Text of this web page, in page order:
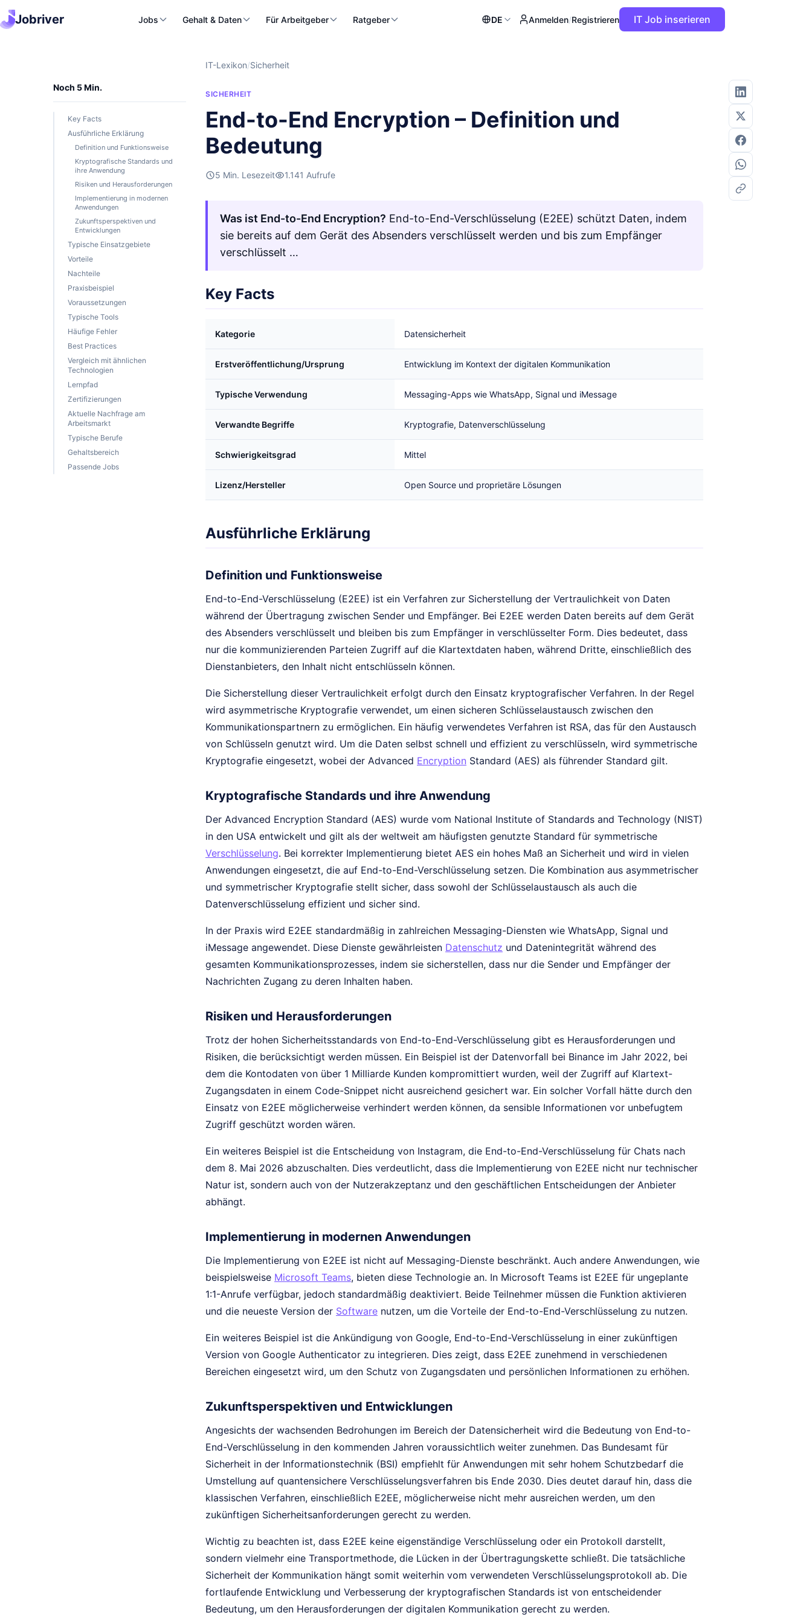
Jobriver Jobs Gehalt & Daten Für Arbeitgeber Ratgeber DE Anmelden/Registrieren IT Job inserieren
Noch 5 Min.
Key Facts
Ausführliche Erklärung
Definition und Funktionsweise
Kryptografische Standards und
ihre Anwendung
Risiken und Herausforderungen
Implementierung in modernen
Anwendungen
Zukunftsperspektiven und
Entwicklungen
Typische Einsatzgebiete
Vorteile
Nachteile
Praxisbeispiel
Voraussetzungen
Typische Tools
Häufige Fehler
Best Practices
Vergleich mit ähnlichen
Technologien
Lernpfad
Zertifizierungen
Aktuelle Nachfrage am
Arbeitsmarkt
Typische Berufe
Gehaltsbereich
Passende Jobs
IT-Lexikon/Sicherheit
SICHERHEIT
End-to-End Encryption – Definition und
Bedeutung
5 Min. Lesezeit 1.141 Aufrufe
Was ist End-to-End Encryption? End-to-End-Verschlüsselung (E2EE) schützt Daten, indem
sie bereits auf dem Gerät des Absenders verschlüsselt werden und bis zum Empfänger
verschlüsselt …
Key Facts
Kategorie Datensicherheit
Erstveröffentlichung/Ursprung Entwicklung im Kontext der digitalen Kommunikation
Typische Verwendung Messaging-Apps wie WhatsApp, Signal und iMessage
Verwandte Begriffe Kryptografie, Datenverschlüsselung
Schwierigkeitsgrad Mittel
Lizenz/Hersteller Open Source und proprietäre Lösungen
Ausführliche Erklärung
Definition und Funktionsweise
End-to-End-Verschlüsselung (E2EE) ist ein Verfahren zur Sicherstellung der Vertraulichkeit von Daten
während der Übertragung zwischen Sender und Empfänger. Bei E2EE werden Daten bereits auf dem Gerät
des Absenders verschlüsselt und bleiben bis zum Empfänger in verschlüsselter Form. Dies bedeutet, dass
nur die kommunizierenden Parteien Zugriff auf die Klartextdaten haben, während Dritte, einschließlich des
Dienstanbieters, den Inhalt nicht entschlüsseln können.
Die Sicherstellung dieser Vertraulichkeit erfolgt durch den Einsatz kryptografischer Verfahren. In der Regel
wird asymmetrische Kryptografie verwendet, um einen sicheren Schlüsselaustausch zwischen den
Kommunikationspartnern zu ermöglichen. Ein häufig verwendetes Verfahren ist RSA, das für den Austausch
von Schlüsseln genutzt wird. Um die Daten selbst schnell und effizient zu verschlüsseln, wird symmetrische
Kryptografie eingesetzt, wobei der Advanced Encryption Standard (AES) als führender Standard gilt.
Kryptografische Standards und ihre Anwendung
Der Advanced Encryption Standard (AES) wurde vom National Institute of Standards and Technology (NIST)
in den USA entwickelt und gilt als der weltweit am häufigsten genutzte Standard für symmetrische
Verschlüsselung. Bei korrekter Implementierung bietet AES ein hohes Maß an Sicherheit und wird in vielen
Anwendungen eingesetzt, die auf End-to-End-Verschlüsselung setzen. Die Kombination aus asymmetrischer
und symmetrischer Kryptografie stellt sicher, dass sowohl der Schlüsselaustausch als auch die
Datenverschlüsselung effizient und sicher sind.
In der Praxis wird E2EE standardmäßig in zahlreichen Messaging-Diensten wie WhatsApp, Signal und
iMessage angewendet. Diese Dienste gewährleisten Datenschutz und Datenintegrität während des
gesamten Kommunikationsprozesses, indem sie sicherstellen, dass nur die Sender und Empfänger der
Nachrichten Zugang zu deren Inhalten haben.
Risiken und Herausforderungen
Trotz der hohen Sicherheitsstandards von End-to-End-Verschlüsselung gibt es Herausforderungen und
Risiken, die berücksichtigt werden müssen. Ein Beispiel ist der Datenvorfall bei Binance im Jahr 2022, bei
dem die Kontodaten von über 1 Milliarde Kunden kompromittiert wurden, weil der Zugriff auf Klartext-
Zugangsdaten in einem Code-Snippet nicht ausreichend gesichert war. Ein solcher Vorfall hätte durch den
Einsatz von E2EE möglicherweise verhindert werden können, da sensible Informationen vor unbefugtem
Zugriff geschützt worden wären.
Ein weiteres Beispiel ist die Entscheidung von Instagram, die End-to-End-Verschlüsselung für Chats nach
dem 8. Mai 2026 abzuschalten. Dies verdeutlicht, dass die Implementierung von E2EE nicht nur technischer
Natur ist, sondern auch von der Nutzerakzeptanz und den geschäftlichen Entscheidungen der Anbieter
abhängt.
Implementierung in modernen Anwendungen
Die Implementierung von E2EE ist nicht auf Messaging-Dienste beschränkt. Auch andere Anwendungen, wie
beispielsweise Microsoft Teams, bieten diese Technologie an. In Microsoft Teams ist E2EE für ungeplante
1:1-Anrufe verfügbar, jedoch standardmäßig deaktiviert. Beide Teilnehmer müssen die Funktion aktivieren
und die neueste Version der Software nutzen, um die Vorteile der End-to-End-Verschlüsselung zu nutzen.
Ein weiteres Beispiel ist die Ankündigung von Google, End-to-End-Verschlüsselung in einer zukünftigen
Version von Google Authenticator zu integrieren. Dies zeigt, dass E2EE zunehmend in verschiedenen
Bereichen eingesetzt wird, um den Schutz von Zugangsdaten und persönlichen Informationen zu erhöhen.
Zukunftsperspektiven und Entwicklungen
Angesichts der wachsenden Bedrohungen im Bereich der Datensicherheit wird die Bedeutung von End-to-
End-Verschlüsselung in den kommenden Jahren voraussichtlich weiter zunehmen. Das Bundesamt für
Sicherheit in der Informationstechnik (BSI) empfiehlt für Anwendungen mit sehr hohem Schutzbedarf die
Umstellung auf quantensichere Verschlüsselungsverfahren bis Ende 2030. Dies deutet darauf hin, dass die
klassischen Verfahren, einschließlich E2EE, möglicherweise nicht mehr ausreichen werden, um den
zukünftigen Sicherheitsanforderungen gerecht zu werden.
Wichtig zu beachten ist, dass E2EE keine eigenständige Verschlüsselung oder ein Protokoll darstellt,
sondern vielmehr eine Transportmethode, die Lücken in der Übertragungskette schließt. Die tatsächliche
Sicherheit der Kommunikation hängt somit weiterhin vom verwendeten Verschlüsselungsprotokoll ab. Die
fortlaufende Entwicklung und Verbesserung der kryptografischen Standards ist von entscheidender
Bedeutung, um den Herausforderungen der digitalen Kommunikation gerecht zu werden.